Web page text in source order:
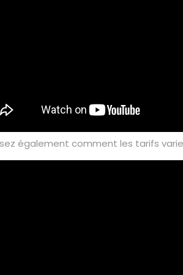
également comment les tarifs